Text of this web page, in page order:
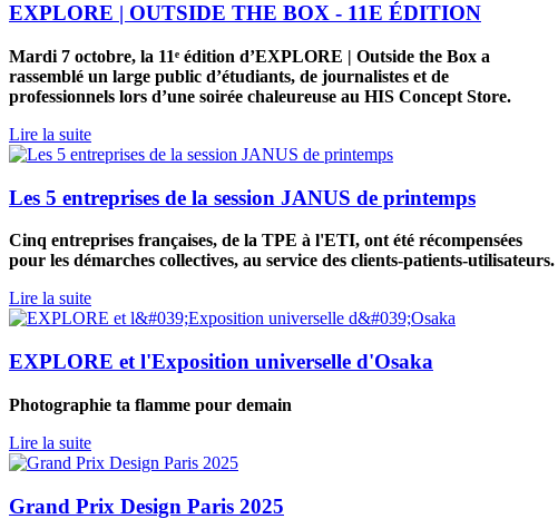
EXPLORE | OUTSIDE THE BOX - 11E ÉDITION
Mardi 7 octobre, la 11ᵉ édition d’EXPLORE | Outside the Box a
rassemblé un large public d’étudiants, de journalistes et de
professionnels lors d’une soirée chaleureuse au HIS Concept Store.
Lire la suite
Les 5 entreprises de la session JANUS de printemps
Cinq entreprises françaises, de la TPE à l'ETI, ont été récompensées
pour les démarches collectives, au service des clients-patients-utilisateurs.
Lire la suite
EXPLORE et l'Exposition universelle d'Osaka
Photographie ta flamme pour demain
Lire la suite
Grand Prix Design Paris 2025